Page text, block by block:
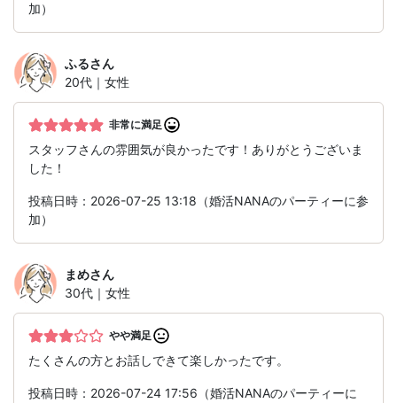
加）
ふるさん
20代｜女性
非常に満足
スタッフさんの雰囲気が良かったです！ありがとうございま
した！
投稿日時：2026-07-25 13:18（婚活NANAのパーティーに参
加）
まめさん
30代｜女性
やや満足
たくさんの方とお話しできて楽しかったです。
投稿日時：2026-07-24 17:56（婚活NANAのパーティーに